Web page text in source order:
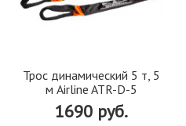
Трос динамический 5 т, 5
м Airline ATR-D-5
1690 руб.